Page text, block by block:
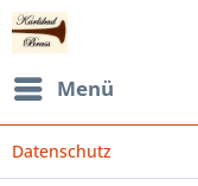
Menü
Datenschutz